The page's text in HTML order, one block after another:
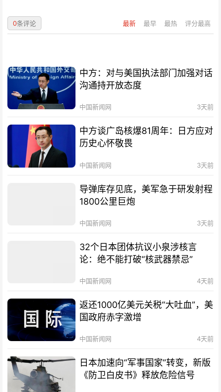
最新 最早 最热 评分最高
0条评论
中方：对与美国执法部门加强对话
沟通持开放态度
中国新闻网 3天前
中方谈广岛核爆81周年：日方应对
历史心怀敬畏
中国新闻网 3天前
导弹库存见底，美军急于研发射程
1800公里巨炮
中国新闻网 3天前
32个日本团体抗议小泉涉核言
论：绝不能打破“核武器禁忌”
中国新闻网 4天前
返还1000亿美元关税“大吐血”，美
国政府赤字激增
中国新闻网 4天前
日本加速向“军事国家”转变，新版
《防卫白皮书》释放危险信号